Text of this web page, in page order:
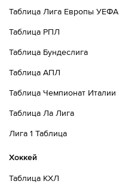
Таблица Лига Европы УЕФА
Таблица РПЛ
Таблица Бундеслига
Таблица АПЛ
Таблица Чемпионат Италии
Таблица Ла Лига
Лига 1 Таблица
Хоккей
Таблица КХЛ